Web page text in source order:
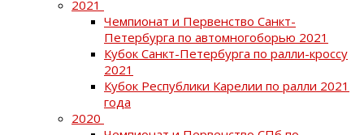
2021
Чемпионат и Первенство Санкт-
Петербурга по автомногоборью 2021
Кубок Санкт-Петербурга по ралли-кроссу
2021
Кубок Республики Карелии по ралли 2021
года
2020